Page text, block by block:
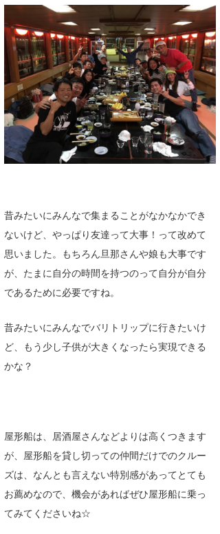
昔みたいにみんなで集まることがなかなかでき
ないけど、やっぱり友達って大事！って改めて
思いました。もちろん旦那さんや娘も大事です
が、たまに自分の時間を持つのって自分が自分
であるために必要ですね。
昔みたいにみんなでバリトリップに行きたいけ
ど、もう少し子供が大きくなったら実現できる
かな？
屋形船は、居酒屋さんなどよりは高くつきます
が、屋形船を貸し切っての仲間だけでのクルー
ズは、なんとも言えない特別感があってとても
お薦めなので、機会があればぜひ屋形船に乗っ
てみてくださいね☆
Mr.K
chappy
Romisea